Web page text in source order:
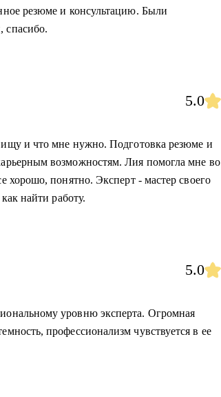
резюме и консультацию. Были
спасибо.
5.0
и что мне нужно. Подготовка резюме и
возможностям. Лия помогла мне во
хорошо, понятно. Эксперт - мастер своего
найти работу.
5.0
уровню эксперта. Огромная
профессионализм чувствуется в ее